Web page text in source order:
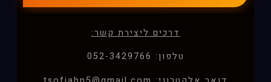
דרכים ליצירת קשר:
טלפון: 052-3429766